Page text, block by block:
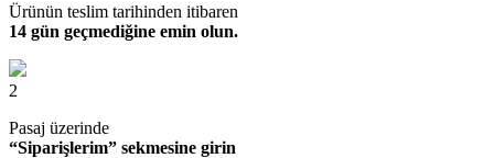
Ürünün teslim tarihinden itibaren
14 gün geçmediğine emin olun.
2
Pasaj üzerinde
“Siparişlerim” sekmesine girin